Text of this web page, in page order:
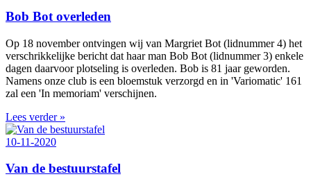
Bob Bot overleden
Op 18 november ontvingen wij van Margriet Bot (lidnummer 4) het
verschrikkelijke bericht dat haar man Bob Bot (lidnummer 3) enkele
dagen daarvoor plotseling is overleden. Bob is 81 jaar geworden.
Namens onze club is een bloemstuk verzorgd en in 'Variomatic' 161
zal een 'In memoriam' verschijnen.
Lees verder »
10-11-2020
Van de bestuurstafel